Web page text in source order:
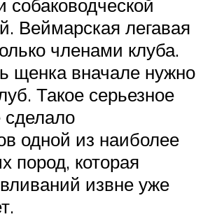
собаководческой
Веймарская легавая
членами клуба.
щенка вначале нужно
Такое серьезное
сделало
одной из наиболее
пород, которая
извне уже